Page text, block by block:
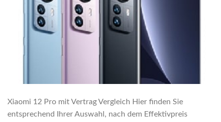
Xiaomi 12 Pro mit Vertrag Vergleich Hier finden Sie
entsprechend Ihrer Auswahl, nach dem Effektivpreis